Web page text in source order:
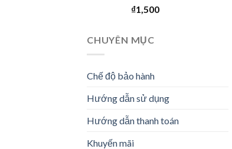
₫1,500
CHUYÊN MỤC
Chế độ bảo hành
Hướng dẫn sử dụng
Hướng dẫn thanh toán
Khuyến mãi